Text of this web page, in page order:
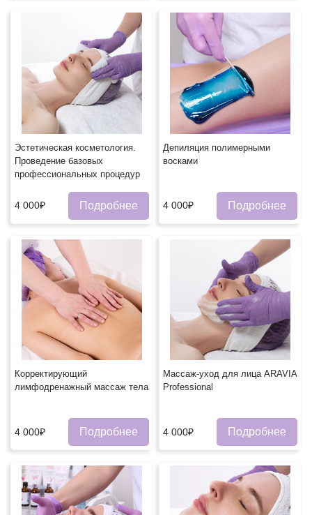
Эстетическая косметология.
Проведение базовых
профессиональных процедур
4 000₽ Подробнее
Депиляция полимерными
восками
4 000₽ Подробнее
Корректирующий
лимфодренажный массаж тела
4 000₽ Подробнее
Массаж-уход для лица ARAVIA
Professional
4 000₽ Подробнее